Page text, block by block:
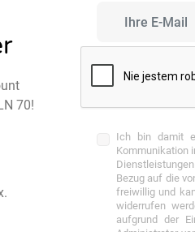
70!
Ich bin damit
Kommunikation
Bezug auf die
freiwillig und
widerrufen
aufgrund der